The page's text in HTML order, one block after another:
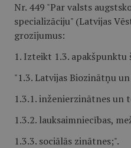
Nr. 449 "Par valsts
specializāciju" (Latvijas
grozījumus:
1. Izteikt 1.3. apakšpunktu
"1.3. Latvijas Biozinātņu
1.3.1. inženierzinātnes un
1.3.2. lauksaimniecības,
1.3.3. sociālās zinātnes;".